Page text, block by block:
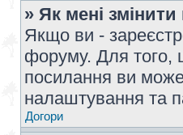
» Як мені
Якщо ви -
форуму. Для того,
посилання ви
налаштування та
Догори